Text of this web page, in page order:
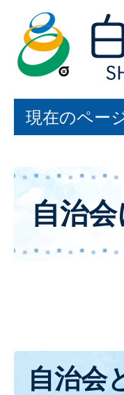
現在のペー
自治
自治会